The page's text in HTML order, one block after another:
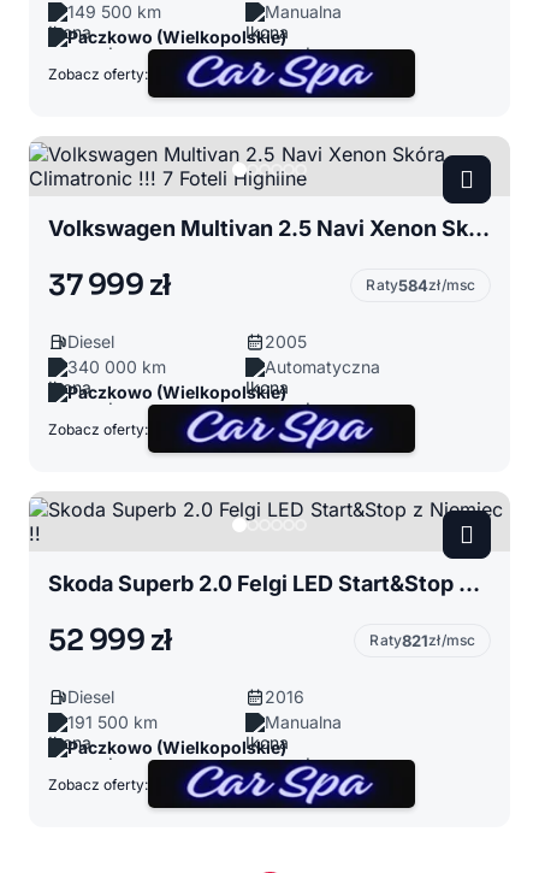
149 500 km
Manualna
Paczkowo (Wielkopolskie)
Zobacz oferty:
Volkswagen Multivan 2.5 Navi Xenon Skóra Climatronic !!! 7 Foteli Highline
37 999 zł Raty584zł/msc
Diesel
2005
340 000 km
Automatyczna
Paczkowo (Wielkopolskie)
Zobacz oferty:
Skoda Superb 2.0 Felgi LED Start&Stop z Niemiec !!
52 999 zł Raty821zł/msc
Diesel
2016
191 500 km
Manualna
Paczkowo (Wielkopolskie)
Zobacz oferty: